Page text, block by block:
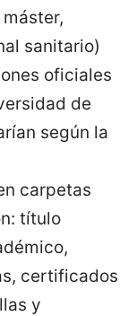
sanitario)
oficiales
de
según la
carpetas
título
certificados
y